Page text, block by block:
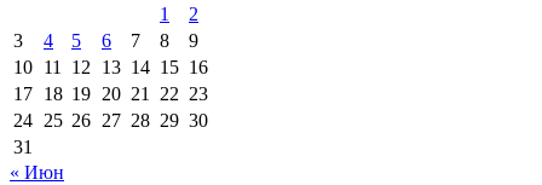
1
2
3
4 5 6 7 8
9
10 11 12 13 14 15 16
17 18 19 20 21 22 23
24 25 26 27 28 29 30
31
« Июн